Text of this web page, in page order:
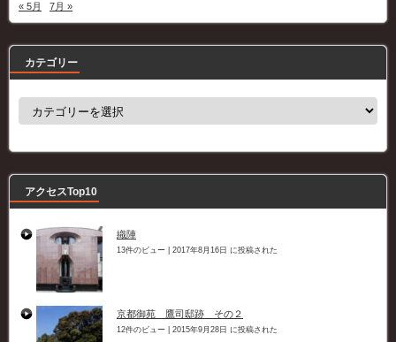
« 5月 7月 »
カテゴリー
ー
アクセスTop10
織陣
13件のビュー 2017年8月16日 に投稿された
京都御苑 鷹司邸跡 その２
12件のビュー 2015年9月28日 に投稿された